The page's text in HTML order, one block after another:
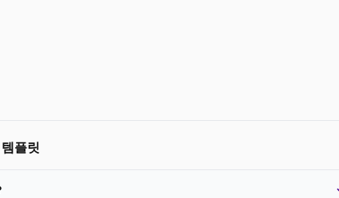
플릿